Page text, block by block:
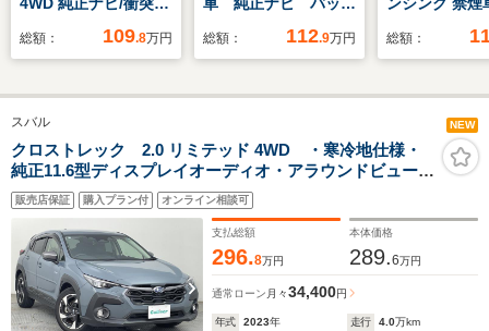
害軽減/バックカメラ/
ライト/フォグライト/
アイドリングストッ
プ/スマートキー/純正
フロアマット/純正15
インチAW
総額： 109.8万円
カメラ レーダークル
Ver2 HIDヘッドライ
ETC パワーシート
オートライト スマー
トキー
総額： 112.9万円
正8型SDナ
置 バックカ
突被害軽減
両側電動ドア
レザーシー
シフト LED
ーナー
総額：
スバル NEW
クロストレック 2.0 リミテッド 4WD ・寒冷地仕様・
純正11.6型ディスプレイオーディオ・アラウンドビューモ
ニター・純正前後ドライブレコーダー・社外ビルトイン
ETC・後方コーナーセンサー・衝突被害軽減ブレーキ・
レーダークルーズコントロール
販売店保証 購入プラン付 オンライン相談可
支払総額
296.8万円
本体価格
289.6万円
通常ローン 月々34,400円
年式 2023年 走行 4.0万km